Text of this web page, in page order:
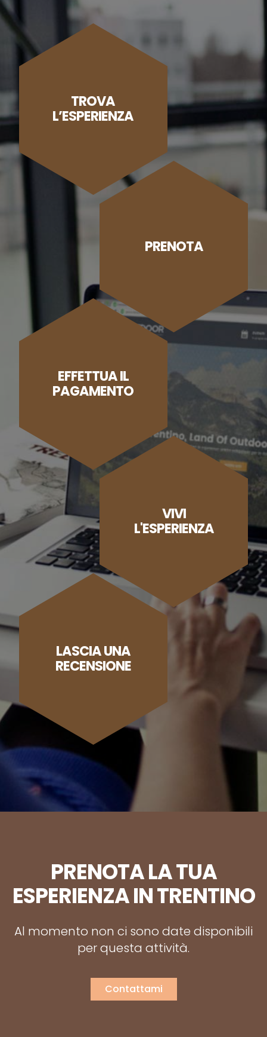
TROVA
L’ESPERIENZA
PRENOTA
EFFETTUA IL
PAGAMENTO
VIVI
L'ESPERIENZA
LASCIA UNA
RECENSIONE
PRENOTA LA TUA
ESPERIENZA IN TRENTINO
Al momento non ci sono date disponibili
per questa attività.
Contattami